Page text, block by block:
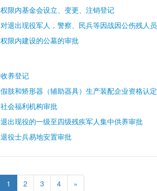
权限内基金会设立、变更、注销登记
权限内建设的公墓的审批
收养登记
假肢和矫形器（辅助器具）生产装配企业资格认定
社会福利机构审批
退出现役的一级至四级残疾军人集中供养审批
退役士兵易地安置审批
1 2 3 4 »